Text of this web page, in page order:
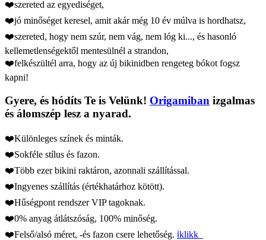
❤️szereted az egyediséget,
❤️jó minőséget keresel, amit akár még 10 év múlva is hordhatsz,
❤️szereted, hogy nem szúr, nem vág, nem lóg ki..., és hasonló
kellemetlenségektől mentesülnél a strandon,
❤️felkészültél arra, hogy az új bikinidben rengeteg bókot fogsz
kapni!
Gyere, és hódíts Te is Velünk! Origamiban izgalmas
és álomszép lesz a nyarad.
❤️Különleges színek és minták.
❤️Sokféle stílus és fazon.
❤️Több ezer bikini raktáron, azonnali szállítással.
❤️Ingyenes szállítás (értékhatárhoz kötött).
❤️Hűségpont rendszer VIP tagoknak.
❤️0% anyag átlátszóság, 100% minőség.
❤️Felső/alsó méret, -és fazon csere lehetőség. ℹ️klikk